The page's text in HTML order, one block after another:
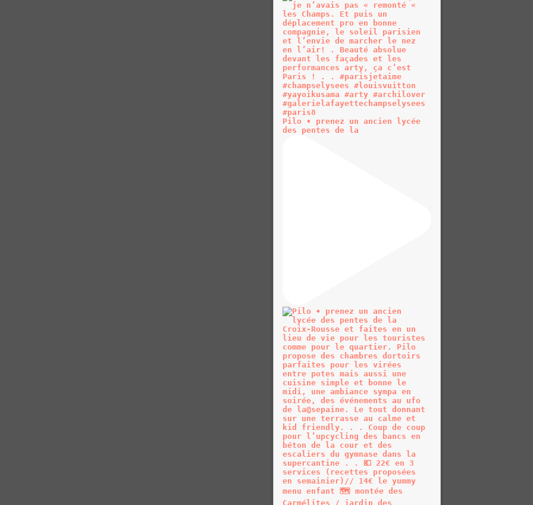
Pilo • prenez un ancien lycée
des pentes de la